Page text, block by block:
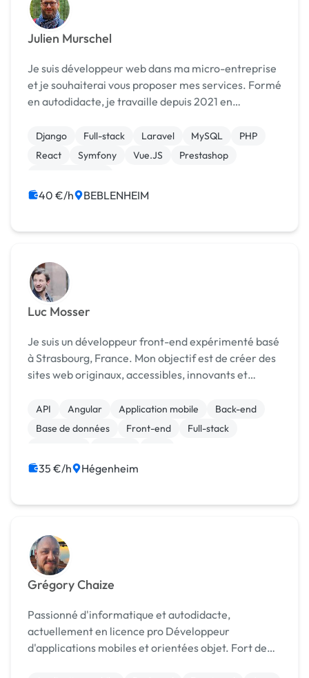
Julien Murschel
Je suis développeur web dans ma micro-entreprise
et je souhaiterai vous proposer mes services. Formé
en autodidacte, je travaille depuis 2021 en
Boite à Oeufs. Je connais les langages de
programm...
Django Full-stack Laravel MySQL
PHP
React
Symfony Vue.JS
Prestashop
40 €/h BEBLENHEIM
Luc Mosser
Je suis un développeur front-end expérimenté basé
à Strasbourg, France. Mon objectif est de créer des
sites web originaux, accessibles, innovants et
veillant à la qualité du code. J'ai comme...
API Angular Application mobile
Back-end
Base de données
Front-end
Full-stack
35 €/h Hégenheim
Grégory Chaize
Passionné d'informatique et autodidacte,
actuellement en licence pro Développeur
d'applications mobiles et orientées objet. Fort de